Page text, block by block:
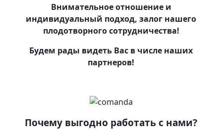
Внимательное отношение и
индивидуальный подход, залог нашего
плодотворного сотрудничества!
Будем рады видеть Вас в числе наших
партнеров!
Почему выгодно работать с нами?